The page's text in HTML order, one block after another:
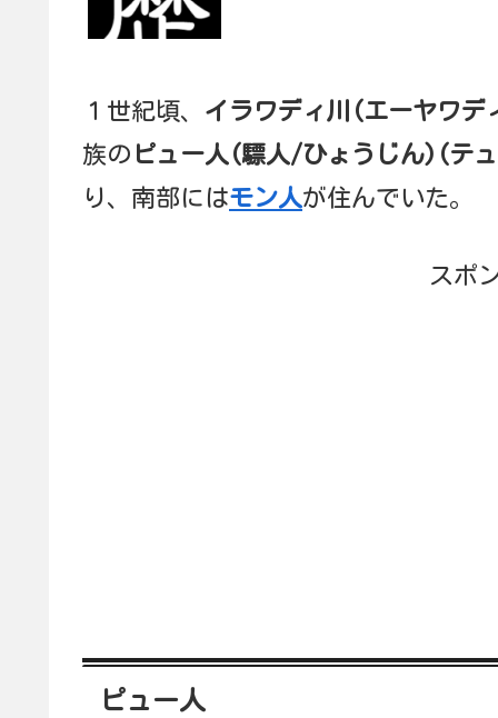
１世紀頃、 イラワディ川(エーヤワデ
族の ピュー人(驃人/ひょうじん)(テ
り、南部にはモン人が住んでいた。
スポ
ピュー人